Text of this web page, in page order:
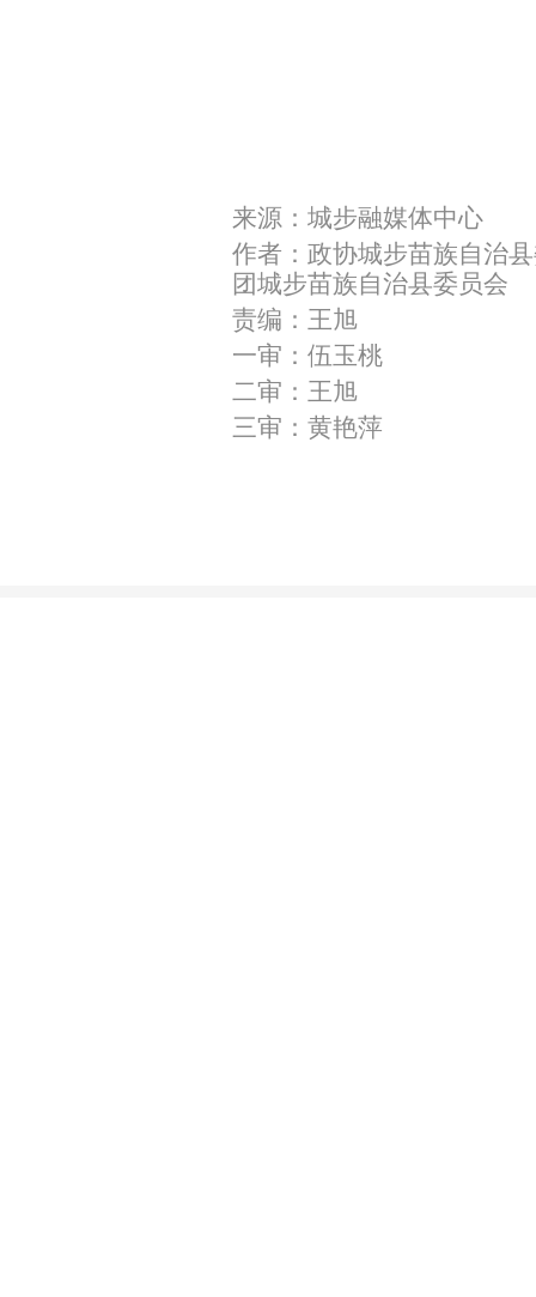
来源：城步融媒体中心
作者：政协城步苗族自治
团城步苗族自治县委员会
责编：王旭
一审：伍玉桃
二审：王旭
三审：黄艳萍